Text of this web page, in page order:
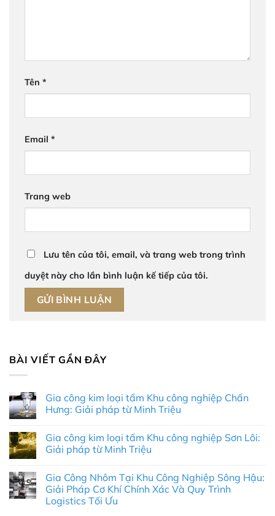
Tên *
Email *
Trang web
Lưu tên của tôi, email, và trang web trong trình
duyệt này cho lần bình luận kế tiếp của tôi.
BÀI VIẾT GẦN ĐÂY
Gia công kim loại tấm Khu công nghiệp Chấn
Hưng: Giải pháp từ Minh Triệu
bình
luận
ở
kim
loại
tấm
Khu
công
Gia công kim loại tấm Khu công nghiệp Sơn Lôi:
Giải pháp từ Minh Triệu
bình
luận
ở
Gia
công
Gia Công Nhôm Tại Khu Công Nghiệp Sông Hậu:
Giải Pháp Cơ Khí Chính Xác Và Quy Trình
Logistics Tối Ưu